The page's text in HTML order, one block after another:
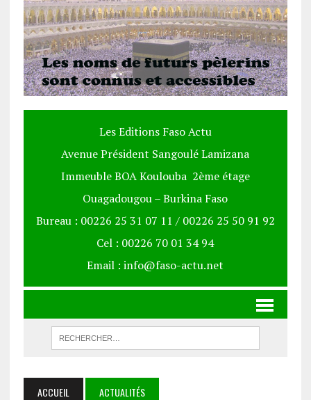
Les Editions Faso Actu
Avenue Président Sangoulé Lamizana
Immeuble BOA Koulouba 2ème étage
Ouagadougou – Burkina Faso
Bureau : 00226 25 31 07 11 / 00226 25 50 91 92
Cel : 00226 70 01 34 94
Email : info@faso-actu.net
ACCUEIL ACTUALITÉS